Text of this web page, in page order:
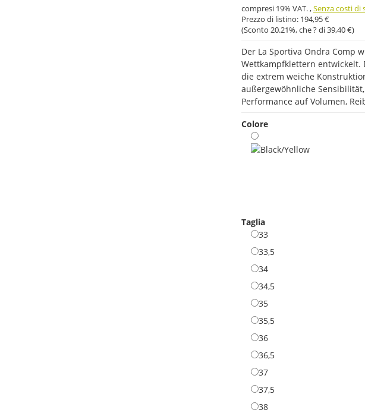
compresi 19% VAT. ,Senza costi di
Prezzo di listino: 194,95 €
(Sconto 20.21%, che ? di39,40 €)
Der La Sportiva Ondra Comp
Wettkampfklettern entwickelt.
die extrem weiche
außergewöhnliche
Performance auf Volumen,
Colore
Taglia
3333
33,533,5
3434
34,534,5
3535
35,535,5
3636
36,536,5
3737
37,537,5
3838